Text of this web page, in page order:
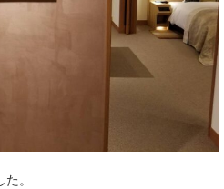
。